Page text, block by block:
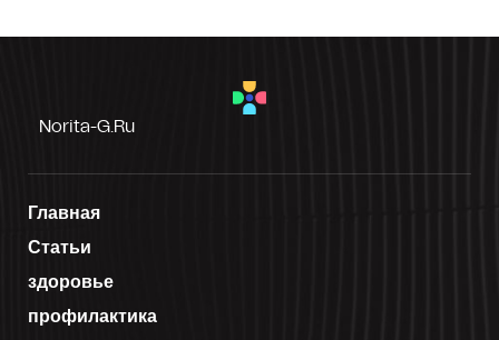
Norita-G.ru
Главная
Статьи
здоровье
профилактика